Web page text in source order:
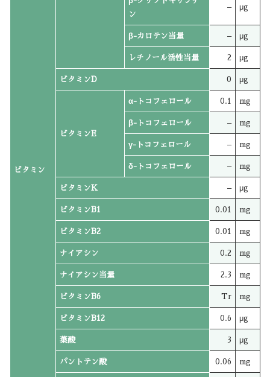
ビタミン
ン
– μg
β-カロテン当量 – μg
レチノール活性当量 2 μg
ビタミンD 0 μg
ビタミンE
α-トコフェロール 0.1 mg
β-トコフェロール – mg
γ-トコフェロール – mg
δ-トコフェロール – mg
ビタミンK – μg
ビタミンB1 0.01 mg
ビタミンB2 0.01 mg
ナイアシン 0.2 mg
ナイアシン当量 2.3 mg
ビタミンB6 Tr mg
ビタミンB12 0.6 μg
葉酸 3 μg
パントテン酸 0.06 mg